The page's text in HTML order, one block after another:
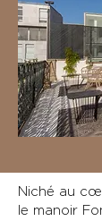
Niché au
le manoir